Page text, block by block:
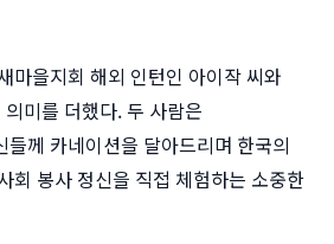
마을지회 해외 인턴인 아이작 씨와
미를 더했다. 두 사람은
께 카네이션을 달아드리며 한국의
회 봉사 정신을 직접 체험하는 소중한